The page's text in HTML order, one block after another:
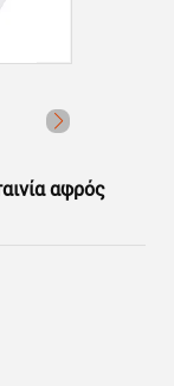
αφρός